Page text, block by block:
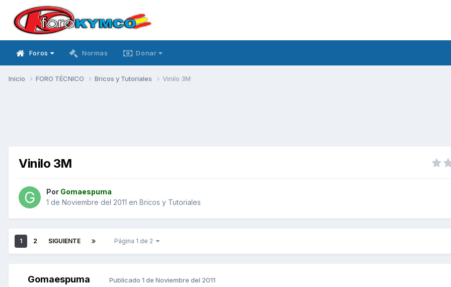
Foros Normas Donar
Inicio FORO TÉCNICO Bricos y Tutoriales Vinilo 3M
Vinilo 3M
Por Gomaespuma
1 de Noviembre del 2011 en Bricos y Tutoriales
1 2 SIGUIENTE Página 1 de 2
Gomaespuma Publicado 1 de Noviembre del 2011